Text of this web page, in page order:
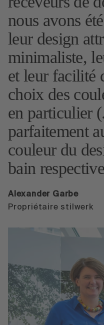
nous avons
leur design
minimaliste,
et leur facilité
choix des
en particulier
parfaitement
couleur du
bain
Alexander Garbe
Propriétaire stilwerk